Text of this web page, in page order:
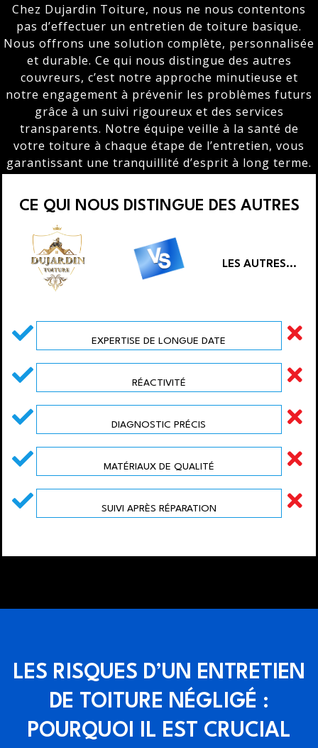
Chez Dujardin Toiture, nous ne nous contentons
pas d’effectuer un entretien de toiture basique.
Nous offrons une solution complète, personnalisée
et durable. Ce qui nous distingue des autres
couvreurs, c’est notre approche minutieuse et
notre engagement à prévenir les problèmes futurs
grâce à un suivi rigoureux et des services
transparents. Notre équipe veille à la santé de
votre toiture à chaque étape de l’entretien, vous
garantissant une tranquillité d’esprit à long terme.
CE QUI NOUS DISTINGUE DES AUTRES
LES AUTRES...
EXPERTISE DE LONGUE DATE
RÉACTIVITÉ
DIAGNOSTIC PRÉCIS
MATÉRIAUX DE QUALITÉ
SUIVI APRÈS RÉPARATION
LES RISQUES D’UN ENTRETIEN
DE TOITURE NÉGLIGÉ :
POURQUOI IL EST CRUCIAL